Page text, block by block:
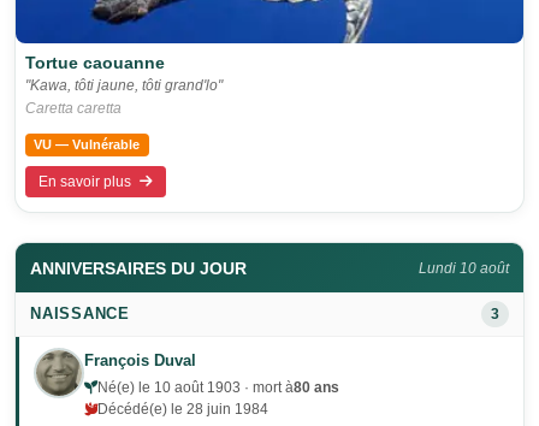
Tortue caouanne
"Kawa, tôti jaune, tôti grand'lo"
Caretta caretta
VU — Vulnérable
En savoir plus
ANNIVERSAIRES DU JOUR Lundi 10 août
NAISSANCE 3
François Duval
Né(e) le 10 août 1903 · mort à80 ans
Décédé(e) le 28 juin 1984